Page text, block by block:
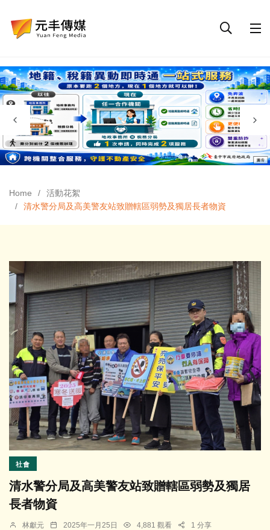
Home
活動花絮
清水警分局及高美警友站致贈轄區弱勢及獨居長者物資
社會
清水警分局及高美警友站致贈轄區弱勢及獨居
長者物資
林獻元 2025年一月25日 4,881 觀看 1 分享